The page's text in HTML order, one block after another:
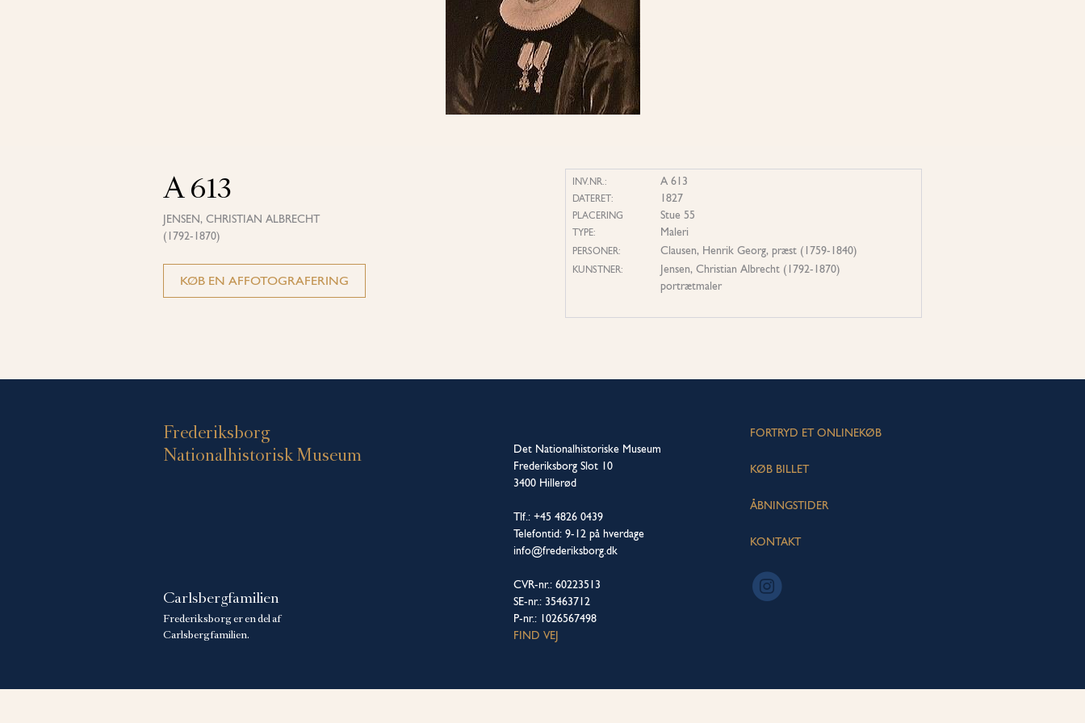
A 613
JENSEN, CHRISTIAN ALBRECHT
(1792-1870)
KØB EN AFFOTOGRAFERING
INV.NR.: A 613
DATERET: 1827
PLACERING Stue 55
TYPE: Maleri
PERSONER: Clausen, Henrik Georg, præst (1759-1840)
KUNSTNER:
Jensen, Christian Albrecht (1792-1870)
portrætmaler
Frederiksborg
Nationalhistorisk Museum
Carlsbergfamilien
Frederiksborg er en del af
Carlsbergfamilien.
Det Nationalhistoriske Museum
Frederiksborg Slot 10
3400 Hillerød
Tlf.: +45 4826 0439
Telefontid: 9-12 på hverdage
info@frederiksborg.dk
CVR-nr.: 60223513
SE-nr.: 35463712
P-nr.: 1026567498
FIND VEJ
FORTRYD ET ONLINEKØB
KØB BILLET
ÅBNINGSTIDER
KONTAKT